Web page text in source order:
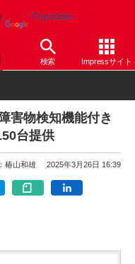
Translate
検索 Impressサイト
害物検知機能付き
台提供
椿山和雄 2025年3月26日 16:39